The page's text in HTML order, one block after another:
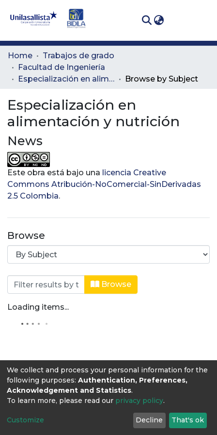
Communities
& Collections
All of DSpace
Home
Trabajos de grado
Facultad de Ingeniería
Especialización en alimentación y nutrición
Browse by Subject
Especialización en
alimentación y nutrición
News
Este obra está bajo una licencia Creative
Commons Atribución-NoComercial-SinDerivadas
2.5 Colombia.
Browse
Browsing Especialización en
Browse
Loading items...
We collect and process your personal information for the
following purposes: Authentication, Preferences,
Acknowledgement and Statistics.
To learn more, please read our privacy policy.
Customize Decline That's ok